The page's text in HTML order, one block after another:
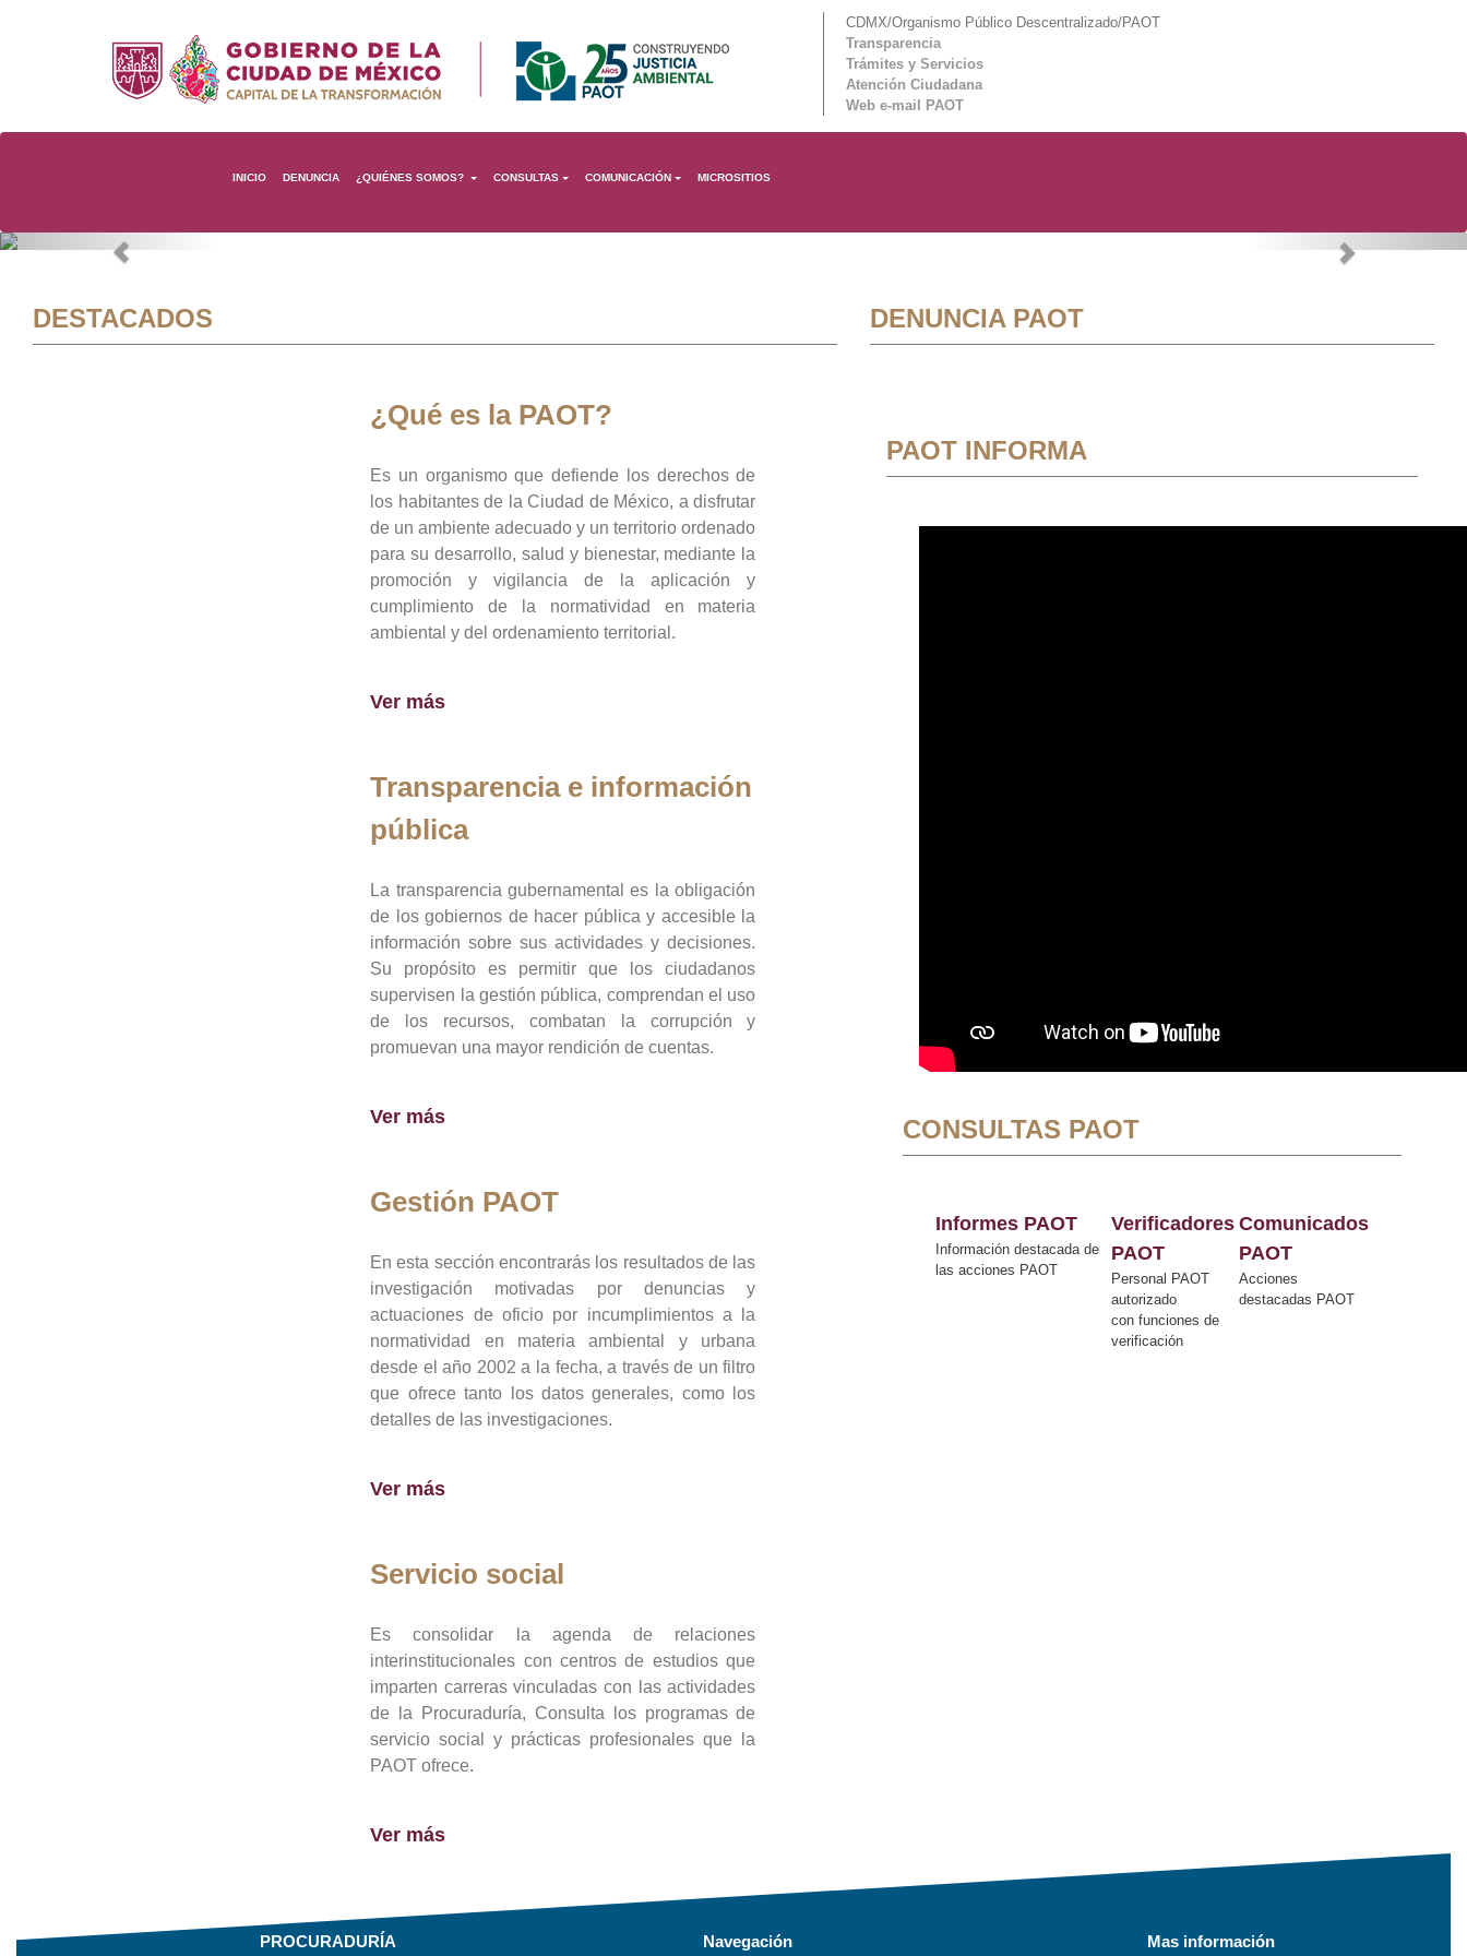
CDMX/Organismo Público Descentralizado/PAOT
Transparencia
Trámites y Servicios
Atención Ciudadana
Web e-mail PAOT
INICIO DENUNCIA ¿QUIÉNES SOMOS? CONSULTAS COMUNICACIÓN MICROSITIOS
Previous Next
DESTACADOS
¿Qué es la PAOT?
Es un organismo que defiende los derechos de
los habitantes de la Ciudad de México, a disfrutar
de un ambiente adecuado y un territorio ordenado
para su desarrollo, salud y bienestar, mediante la
promoción y vigilancia de la aplicación y
cumplimiento de la normatividad en materia
ambiental y del ordenamiento territorial.
Ver más
Transparencia e información
pública
La transparencia gubernamental es la obligación
de los gobiernos de hacer pública y accesible la
información sobre sus actividades y decisiones.
Su propósito es permitir que los ciudadanos
supervisen la gestión pública, comprendan el uso
de los recursos, combatan la corrupción y
promuevan una mayor rendición de cuentas.
Ver más
Gestión PAOT
En esta sección encontrarás los resultados de las
investigación motivadas por denuncias y
actuaciones de oficio por incumplimientos a la
normatividad en materia ambiental y urbana
desde el año 2002 a la fecha, a través de un filtro
que ofrece tanto los datos generales, como los
detalles de las investigaciones.
Ver más
Servicio social
Es consolidar la agenda de relaciones
interinstitucionales con centros de estudios que
imparten carreras vinculadas con las actividades
de la Procuraduría, Consulta los programas de
servicio social y prácticas profesionales que la
PAOT ofrece.
Ver más
DENUNCIA PAOT
PAOT INFORMA
CONSULTAS PAOT
Informes PAOT
Información destacada de
las acciones PAOT
Verificadores
PAOT
Personal PAOT
autorizado
con funciones de
verificación
Comunicados
PAOT
Acciones
destacadas PAOT
PROCURADURÍA Navegación Mas información